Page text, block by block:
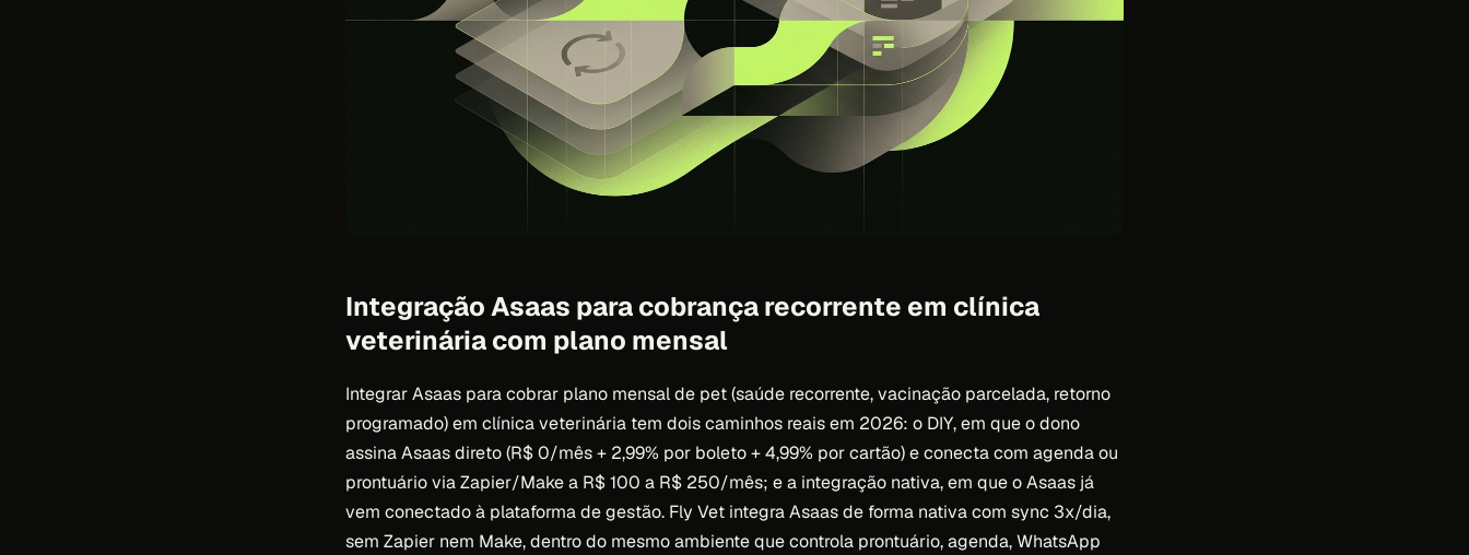
Integração Asaas para cobrança recorrente em clínica
veterinária com plano mensal
Integrar Asaas para cobrar plano mensal de pet (saúde recorrente, vacinação parcelada, retorno
programado) em clínica veterinária tem dois caminhos reais em 2026: o DIY, em que o dono
assina Asaas direto (R$ 0/mês + 2,99% por boleto + 4,99% por cartão) e conecta com agenda ou
prontuário via Zapier/Make a R$ 100 a R$ 250/mês; e a integração nativa, em que o Asaas já
vem conectado à plataforma de gestão. Fly Vet integra Asaas de forma nativa com sync 3x/dia,
sem Zapier nem Make, dentro do mesmo ambiente que controla prontuário, agenda, WhatsApp